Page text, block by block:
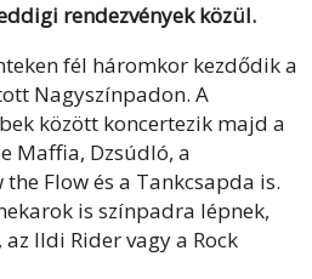
rendezvények közül.
fél háromkor kezdődik a
Nagyszínpadon. A
között koncertezik majd a
Maffia, Dzsúdló, a
Flow és a Tankcsapda is.
is színpadra lépnek,
Ildi Rider vagy a Rock